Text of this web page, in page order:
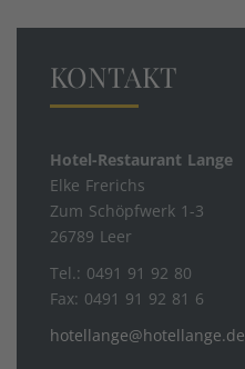
KONTAKT
Hotel-Restaurant Lange
Elke Frerichs
Zum Schöpfwerk 1-3
26789 Leer
Tel.: 0491 91 92 80
Fax: 0491 91 92 81 6
hotellange@hotellange.de